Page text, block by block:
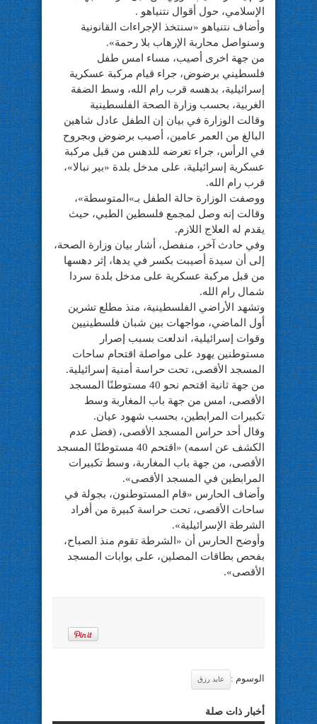
الإسلامي، حول أقوال نتنياهو .
وأضاف نتنياهو «سنتخذ الإجراءات القانونية
وسنواصل محاربة الإرهاب بلا رحمة».
من جهة اخرى أصيب، مساء امس طفل
فلسطيني برضوض، جراء قيام مركبة عسكرية
إسرائيلية، بدهسه قرب رام الله، وسط الضفة
الغربية، بحسب وزارة الصحة الفلسطينية
وقالت الوزارة في بيان إن الطفل عادل شاهين
البالغ من العمر عامين، أصيب برضوض وبجروح
في الرأس، جراء تعرضه للدهس من قبل مركبة
عسكرية إسرائيلية، على مدخل بلدة «بير نبالا»،
قرب رام الله.
ووصفت الوزارة حالة الطفل بـ»المتوسطة»،
وقالت إنه وصل لمجمع فلسطين الطبي، حيث
يقدم له العلاج اللازم.
وفي حادث آخر، منفصل، أشار بيان وزارة الصحة،
إلى أن سيدة أصيبت بكسر في يدها، إثر دهسها
من قبل مركبة عسكرية على مدخل بلدة سردا
شمال رام الله.
وتشهد الأراضي الفلسطينية، منذ مطلع تشرين
أول الماضي، مواجهات بين شبان فلسطينيين
وقوات إسرائيلية، اندلعت بسبب إصرار
مستوطنين يهود على مواصلة اقتحام ساحات
المسجد الأقصى، تحت حراسة أمنية إسرائيلية.
من جهة ثانية اقتحم نحو 40 مستوطنًا المسجد
الأقصى، امس من جهة باب المغاربة وسط
تكبيرات المرابطين، بحسب شهود عيان.
وقال أحد حراس المسجد الأقصى، (فضل عدم
الكشف عن اسمه) «اقتحم 40 مستوطنًا المسجد
الأقصى، من جهة باب المغاربة، وسط تكبيرات
المرابطين في المسجد الأقصى».
وأضاف الحارس «قام المستوطنون، بجولة في
ساحات الأقصى، تحت حراسة كبيرة من أفراد
الشرطة الإسرائيلية».
وأوضح الحارس أن «الشرطة تقوم منذ الصباح،
بفحص بطاقات المصلين، على بوابات المسجد
الأقصى».
الوسوم : عايد رزق
أخبار ذات صلة